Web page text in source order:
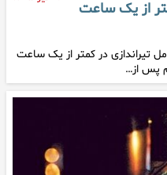
از یک ساعت
تیراندازی در کمتر از یک ساعت
پس از…